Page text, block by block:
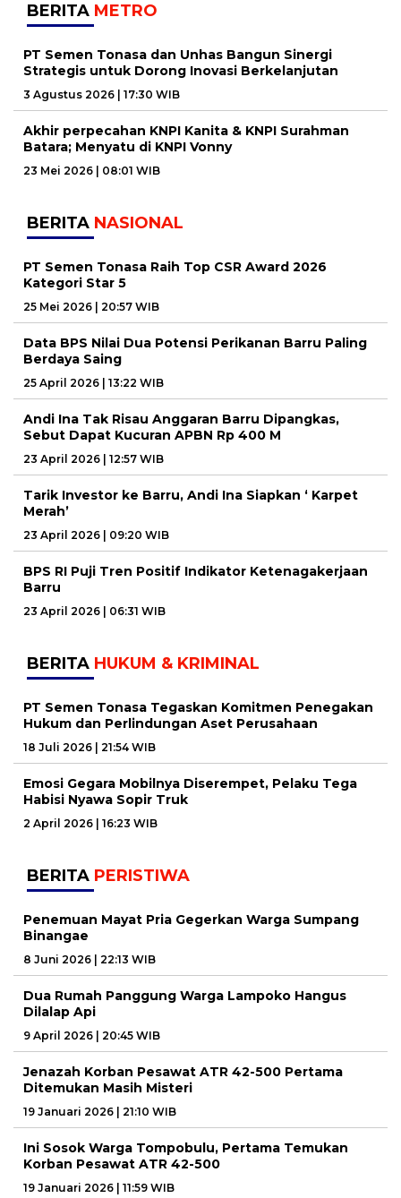
BERITA METRO
PT Semen Tonasa dan Unhas Bangun Sinergi
Strategis untuk Dorong Inovasi Berkelanjutan
3 Agustus 2026 | 17:30 WIB
Akhir perpecahan KNPI Kanita & KNPI Surahman
Batara; Menyatu di KNPI Vonny
23 Mei 2026 | 08:01 WIB
BERITA NASIONAL
PT Semen Tonasa Raih Top CSR Award 2026
Kategori Star 5
25 Mei 2026 | 20:57 WIB
Data BPS Nilai Dua Potensi Perikanan Barru Paling
Berdaya Saing
25 April 2026 | 13:22 WIB
Andi Ina Tak Risau Anggaran Barru Dipangkas,
Sebut Dapat Kucuran APBN Rp 400 M
23 April 2026 | 12:57 WIB
Tarik Investor ke Barru, Andi Ina Siapkan ‘ Karpet
Merah’
23 April 2026 | 09:20 WIB
BPS RI Puji Tren Positif Indikator Ketenagakerjaan
Barru
23 April 2026 | 06:31 WIB
BERITA HUKUM & KRIMINAL
PT Semen Tonasa Tegaskan Komitmen Penegakan
Hukum dan Perlindungan Aset Perusahaan
18 Juli 2026 | 21:54 WIB
Emosi Gegara Mobilnya Diserempet, Pelaku Tega
Habisi Nyawa Sopir Truk
2 April 2026 | 16:23 WIB
BERITA PERISTIWA
Penemuan Mayat Pria Gegerkan Warga Sumpang
Binangae
8 Juni 2026 | 22:13 WIB
Dua Rumah Panggung Warga Lampoko Hangus
Dilalap Api
9 April 2026 | 20:45 WIB
Jenazah Korban Pesawat ATR 42-500 Pertama
Ditemukan Masih Misteri
19 Januari 2026 | 21:10 WIB
Ini Sosok Warga Tompobulu, Pertama Temukan
Korban Pesawat ATR 42-500
19 Januari 2026 | 11:59 WIB